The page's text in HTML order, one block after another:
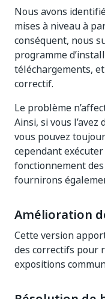
Nous avons
mises à niveau à
conséquent, nous
programme
téléchargements,
correctif.
Le problème
Ainsi, si vous
vous pouvez
cependant
fonctionnement
fournirons
Amélioration
Cette version
des correctifs pour
expositions